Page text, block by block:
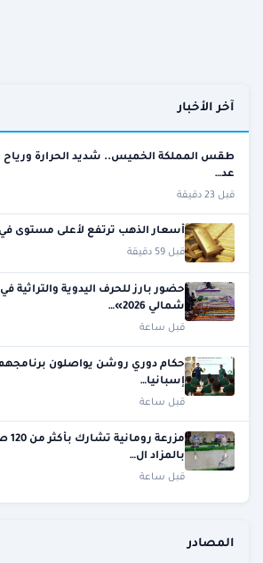
آخر الأخبار
طقس المملكة الخميس.. شديد الحرارة ورياح
عد…
قبل 23 دقيقة
أسعار الذهب ترتفع لأعلى مستوى في 7 أسابيع…
قبل 59 دقيقة
حضور بارز للحرف اليدوية والتراثية
شمالي 2026»…
قبل ساعة
حكام دوري روشن يواصلون
إسبانيا…
قبل ساعة
بالمزاد ال…
قبل ساعة
المصادر